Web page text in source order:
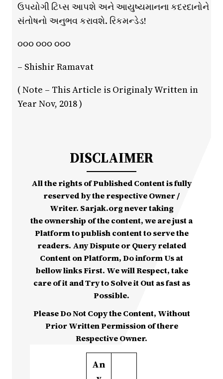
ઉપયોગી ટિપ્સ આપશે અને આયુષ્યમાનના કદરદાનોને
સંતોષનો અનુભવ કરાવશે. રિકમન્ડેડ!
૦૦૦ ૦૦૦ ૦૦૦
– Shishir Ramavat
( Note – This Article is Originaly Written in
Year Nov, 2018 )
DISCLAIMER
All the rights of Published Content is fully
reserved by the respective Owner /
Writer. Sarjak.org never taking
the ownership of the content, we are just a
Platform to publish content to serve the
readers. Any Dispute or Query related
Content on Platform, Do inform Us at
bellow links First. We will Respect, take
care of it and Try to Solve it Out as fast as
Possible.
Please Do Not Copy the Content, Without
Prior Written Permission of there
Respective Owner.
An